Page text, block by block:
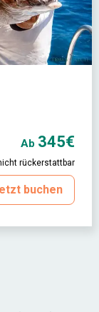
Ab 345€
rückerstattbar
buchen